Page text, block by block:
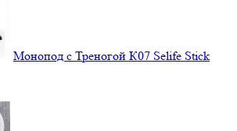
Монопод с Треногой К07 Selife Stick